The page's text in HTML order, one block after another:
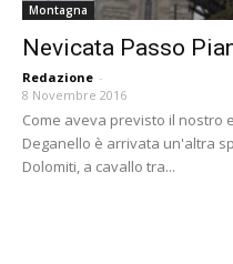
Montagna
Nevicata Passo
Redazione -
8 Novembre 2016
Come aveva previsto il nostro
Deganello è arrivata un'altra
Dolomiti, a cavallo tra...